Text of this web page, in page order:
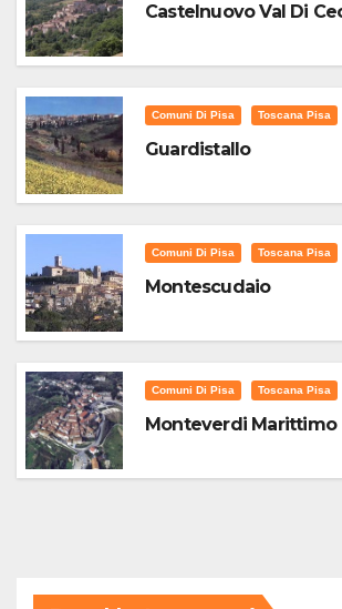
Castelnuovo Val Di
Comuni Di Pisa Toscana Pisa
Guardistallo
Comuni Di Pisa Toscana Pisa
Montescudaio
Comuni Di Pisa Toscana Pisa
Monteverdi Marittimo